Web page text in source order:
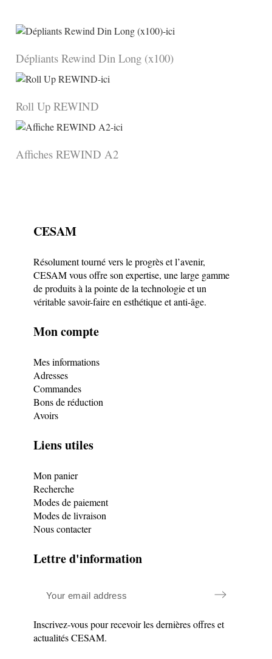
Dépliants Rewind Din Long (x100)
Roll Up REWIND
Affiches REWIND A2
CESAM
Résolument tourné vers le progrès et l’avenir,
CESAM vous offre son expertise, une large gamme
de produits à la pointe de la technologie et un
véritable savoir-faire en esthétique et anti-âge.
Mon compte
Mes informations
Adresses
Commandes
Bons de réduction
Avoirs
Liens utiles
Mon panier
Recherche
Modes de paiement
Modes de livraison
Nous contacter
Lettre d'information
Inscrivez-vous pour recevoir les dernières offres et
actualités CESAM.